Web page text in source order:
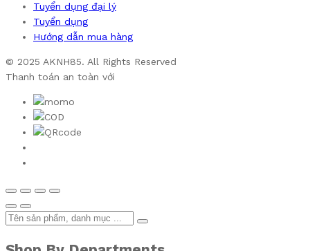
Tuyển dụng đại lý
Tuyển dụng
Hướng dẫn mua hàng
© 2025 AKNH85. All Rights Reserved
Thanh toán an toàn với